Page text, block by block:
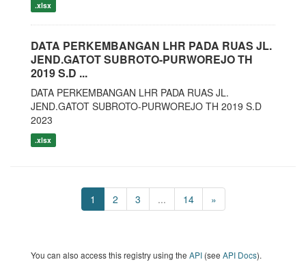
.xlsx
DATA PERKEMBANGAN LHR PADA RUAS JL.
JEND.GATOT SUBROTO-PURWOREJO TH
2019 S.D ...
DATA PERKEMBANGAN LHR PADA RUAS JL.
JEND.GATOT SUBROTO-PURWOREJO TH 2019 S.D
2023
.xlsx
1 2 3 ... 14 »
You can also access this registry using the API (see API Docs).